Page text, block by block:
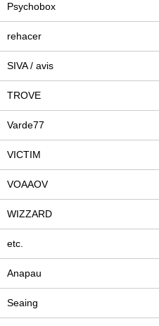
Psychobox
rehacer
SIVA / avis
TROVE
Varde77
VICTIM
VOAAOV
WIZZARD
etc.
Anapau
Seaing